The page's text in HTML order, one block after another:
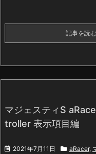
記事を読む
マジェスティS
troller 表示項目編
2021年7月11日 aRacer,